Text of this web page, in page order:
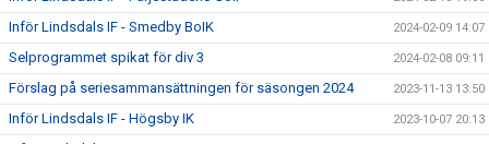
Inför Lindsdals IF - Smedby BoIK 2024-02-09 14:07
Selprogrammet spikat för div 3 2024-02-08 09:11
Förslag på seriesammansättningen för säsongen 2024 2023-11-13 13:50
Inför Lindsdals IF - Högsby IK 2023-10-07 20:13